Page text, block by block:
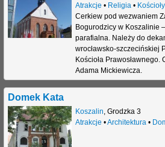
Atrakcje • Religia• Kościoły
Cerkiew pod wezwaniem
Bogurodzicy w Koszalinie
parafialna. Należy do
wrocławsko-szczecińskiej
Kościoła
Adama Mickiewicza.
Domek Kata
Koszalin, Grodzka 3
Atrakcje •Architektura•